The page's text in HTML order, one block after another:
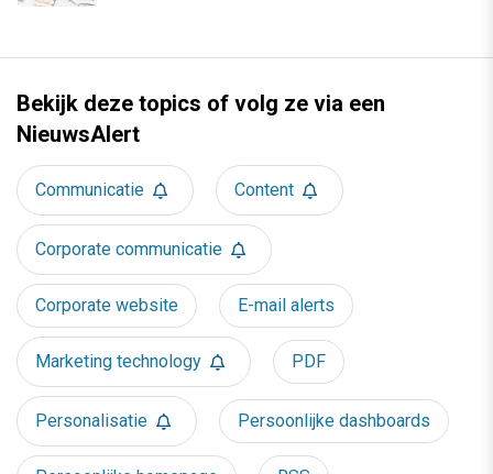
Bekijk deze topics of volg ze via een
NieuwsAlert
Communicatie Content
Corporate communicatie
Corporate website E-mail alerts
Marketing technology PDF
Personalisatie Persoonlijke dashboards